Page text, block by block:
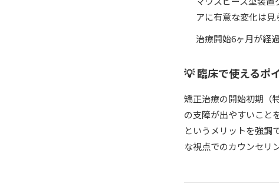
アに有意な変化は見
治療開始6ヶ月が経
💡 臨床で使えるポ
矯正治療の開始初期（
の支障が出やすいこと
というメリットを強調
な視点でのカウンセリ